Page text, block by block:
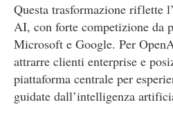
Questa trasformazione riflette
AI, con forte competizione da
Microsoft e Google. Per
attrarre clienti enterprise e
piattaforma centrale per
guidate dall’intelligenza